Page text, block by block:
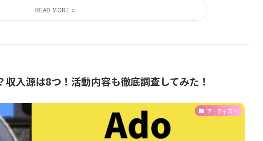
入源は8つ！活動内容も徹底調査してみた！
アーティスト